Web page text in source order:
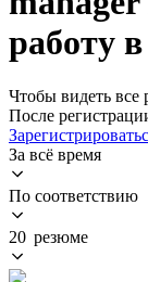
работу
Чтобы видеть все
После
За всё время
По соответствию
20 резюме